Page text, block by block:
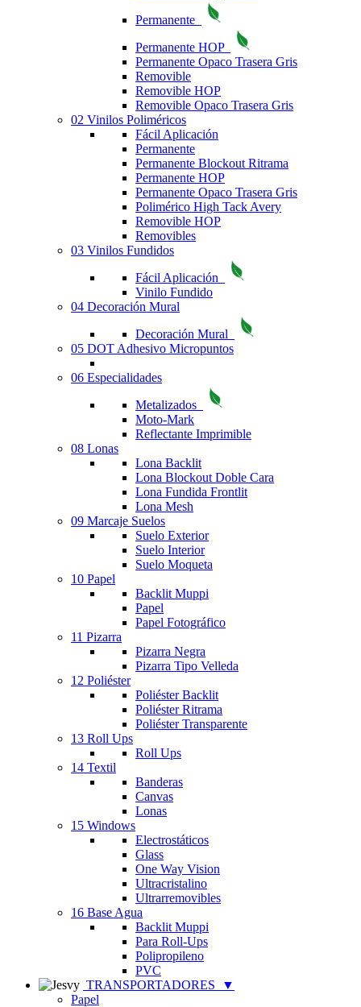
Permanente
Permanente HOP
Permanente Opaco Trasera Gris
Removible
Removible HOP
Removible Opaco Trasera Gris
02 Vinilos Poliméricos
Fácil Aplicación
Permanente
Permanente Blockout Ritrama
Permanente HOP
Permanente Opaco Trasera Gris
Polimérico High Tack Avery
Removible HOP
Removibles
03 Vinilos Fundidos
Fácil Aplicación
Vinilo Fundido
04 Decoración Mural
Decoración Mural
05 DOT Adhesivo Micropuntos
06 Especialidades
Metalizados
Moto-Mark
Reflectante Imprimible
08 Lonas
Lona Backlit
Lona Blockout Doble Cara
Lona Fundida Frontlit
Lona Mesh
09 Marcaje Suelos
Suelo Exterior
Suelo Interior
Suelo Moqueta
10 Papel
Backlit Muppi
Papel
Papel Fotográfico
11 Pizarra
Pizarra Negra
Pizarra Tipo Velleda
12 Poliéster
Poliéster Backlit
Poliéster Ritrama
Poliéster Transparente
13 Roll Ups
Roll Ups
14 Textil
Banderas
Canvas
Lonas
15 Windows
Electrostáticos
Glass
One Way Vision
Ultracristalino
Ultrarremovibles
16 Base Agua
Backlit Muppi
Para Roll-Ups
Polipropileno
PVC
TRANSPORTADORES
▼
Papel